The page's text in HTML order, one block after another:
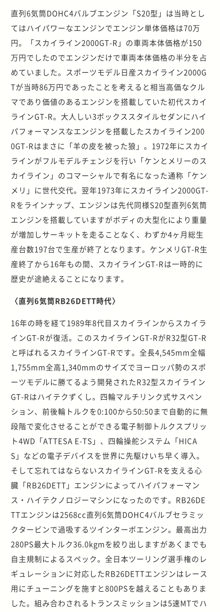
直列6気筒DOHC4バルブエンジン「S20型」は当時とし
てはハイパワーなエンジンでエンジン単体価格は70万
円。「スカイライン2000GT-R」の車両本体価格が150
万円でしたのでエンジンだけで車両本体価格の半分を占
めていました。スポーツモデル日産スカイライン2000G
Tが当時86万円であったことを考えると相当高価なクル
マであり価値のあるエンジンを搭載していた初代スカイ
ラインGT-R。大人しい3ボックススタイルセダンにハイ
パフォーマンスなエンジンを搭載したスカイライン200
0GT-Rはまさに「羊の皮を被った狼」。1972年にスカイ
ラインがフルモデルチェンジを行い「ケンとメリーのス
カイライン」のコマーシャルで有名になった通称「ケン
メリ」に世代交代。翌年1973年にスカイライン2000GT-
Rをラインナップ、エンジンは先代同様S20型直列6気筒
エンジンを搭載していますがボディの大型化により重量
が増加しサーキットを走ることなく、わずか4ヶ月総生
産台数197台で生産が終了となります。ケンメリGT-R生
産終了から16年もの間、スカイラインGT-Rは一時的に
歴史が途絶えることになります。
〈直列6気筒RB26DETT時代〉
16年の時を経て1989年8代目スカイラインからスカイラ
インGT-Rが復活。このスカイラインGT-RがR32型GT-R
と呼ばれるスカイラインGT-Rです。全長4,545mm全幅
1,755mm全高1,340mmのサイズでヨーロッパ勢のスポ
ーツモデルに勝てるよう開発されたR32型スカイライン
GT-Rはハイテクずくし。四輪マルチリンク式サスペン
ション、前後輪トルクを0:100から50:50まで自動的に無
段階で変化させることができる電子制御トルクスプリッ
ト4WD「ATTESA E-TS」、四輪操舵システム「HICA
S」などの電子デバイスを世界に先駆けいち早く導入。
そして忘れてはならないスカイラインGT-Rを支える心
臓「RB26DETT」エンジンによってハイパフォーマン
ス・ハイテクノロジーマシンになったのです。RB26DE
TTエンジンは2568cc直列6気筒DOHC4バルブセラミッ
クタービンで過吸するツインターボエンジン。最高出力
280PS最大トルク36.0kgmを絞り出しますがあくまでも
自主規制によるスペック。全日本ツーリング選手権のレ
ギュレーションに対応したRB26DETTエンジンはレース
用にチューニングを施すと800PSを越えることもありま
した。組み合わされるトランスミッションは5速MTでハ